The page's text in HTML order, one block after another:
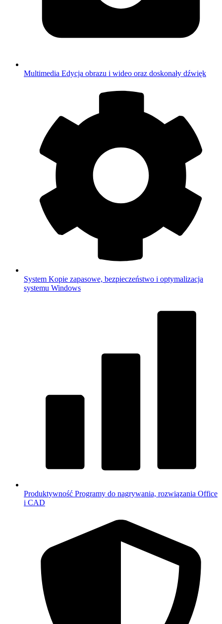
Multimedia Edycja obrazu i wideo oraz doskonały dźwięk
System Kopie zapasowe, bezpieczeństwo i optymalizacja
systemu Windows
Produktywność Programy do nagrywania, rozwiązania Office
i CAD